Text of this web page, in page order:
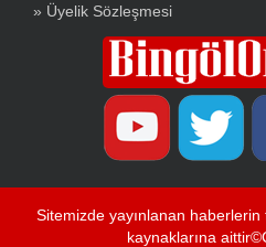
» Üyelik Sözleşmesi
Sitemizde yayınlanan
kaynaklarına